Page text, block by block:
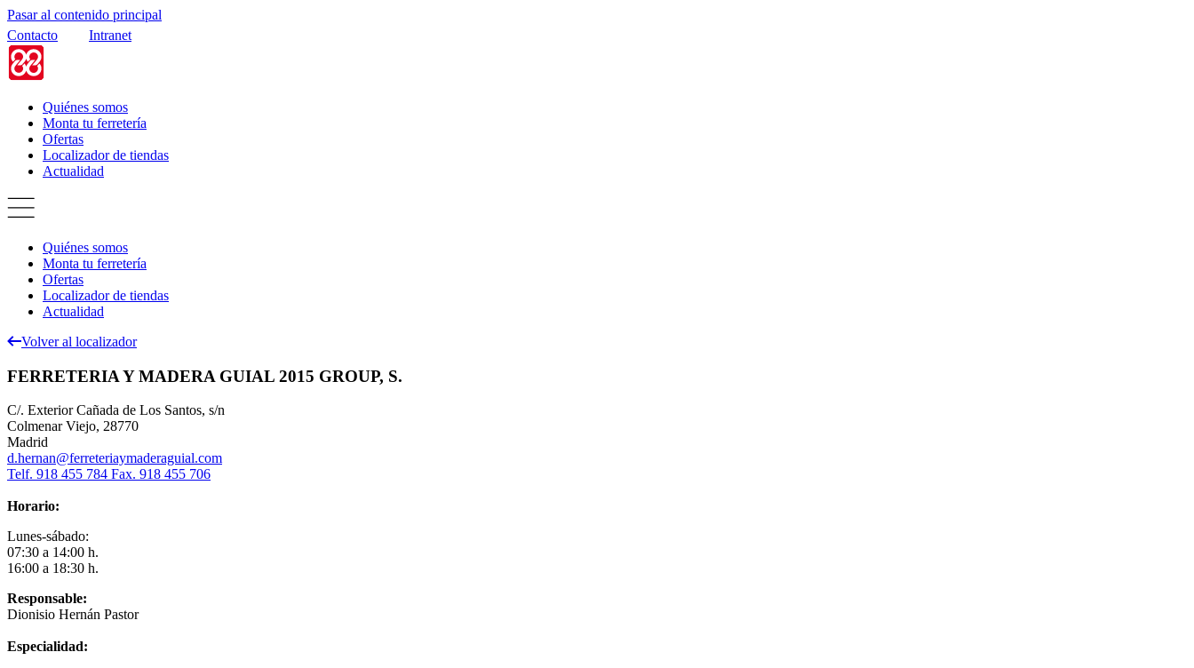
Pasar al contenido principal
Contacto
Intranet
Quiénes somos
Monta tu ferretería
Ofertas
Localizador de tiendas
Actualidad
Quiénes somos
Monta tu ferretería
Ofertas
Localizador de tiendas
Actualidad
Volver al localizador
FERRETERIA Y MADERA GUIAL 2015 GROUP, S.
C/. Exterior Cañada de Los Santos, s/n
Colmenar Viejo, 28770
Madrid
d.hernan@ferreteriaymaderaguial.com
Telf. 918 455 784 Fax. 918 455 706
Horario:
Lunes-sábado:
07:30 a 14:00 h.
16:00 a 18:30 h.
Responsable:
Dionisio Hernán Pastor
Especialidad: